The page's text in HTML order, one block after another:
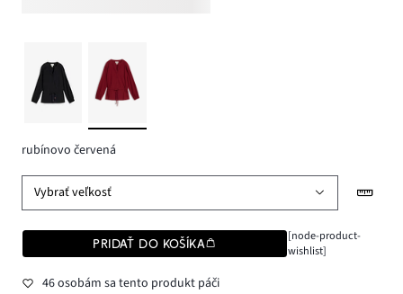
rubínovo červená
Vybrať veľkosť
PRIDAŤ DO KOŠÍKA
[node-product-
wishlist]
46 osobám sa tento produkt páči